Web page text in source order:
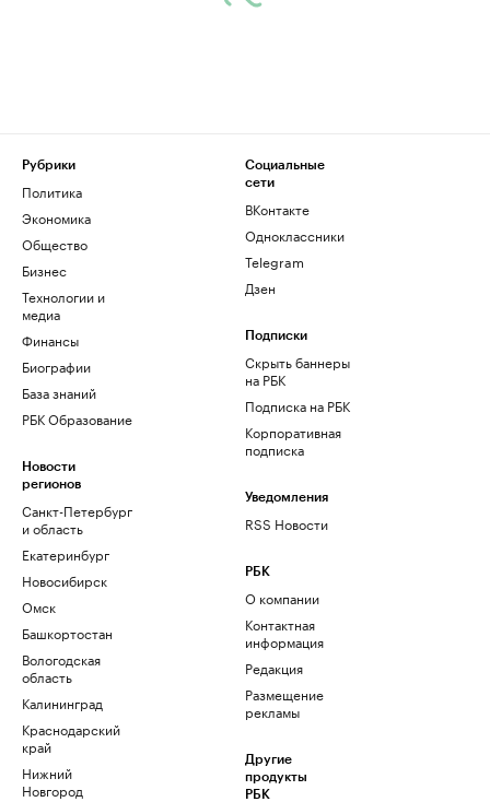
Рубрики
Политика
Экономика
Общество
Бизнес
Технологии и
медиа
Финансы
Биографии
База знаний
РБК Образование
Новости
регионов
Санкт-Петербург
и область
Екатеринбург
Новосибирск
Омск
Башкортостан
Вологодская
область
Калининград
Краснодарский
край
Нижний
Новгород
Социальные
сети
ВКонтакте
Одноклассники
Telegram
Дзен
Подписки
Скрыть баннеры
на РБК
Подписка на РБК
Корпоративная
подписка
Уведомления
RSS Новости
РБК
О компании
Контактная
информация
Редакция
Размещение
рекламы
Другие
продукты
РБК